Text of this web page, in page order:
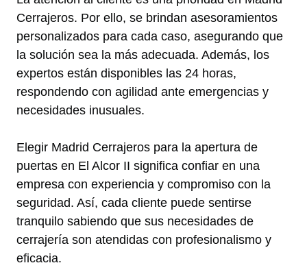
Cerrajeros. Por ello, se brindan asesoramientos
personalizados para cada caso, asegurando que
la solución sea la más adecuada. Además, los
expertos están disponibles las 24 horas,
respondendo con agilidad ante emergencias y
necesidades inusuales.
Elegir Madrid Cerrajeros para la apertura de
puertas en El Alcor II significa confiar en una
empresa con experiencia y compromiso con la
seguridad. Así, cada cliente puede sentirse
tranquilo sabiendo que sus necesidades de
cerrajería son atendidas con profesionalismo y
eficacia.